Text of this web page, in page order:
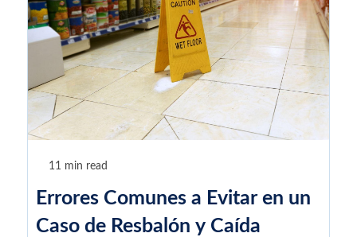
11 min read
Errores Comunes a Evitar en un
Caso de Resbalón y Caída